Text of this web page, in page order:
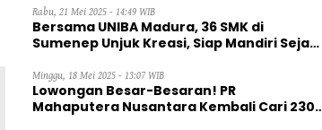
Rabu, 21 Mei 2025 - 14:49 WIB
Bersama UNIBA Madura, 36 SMK di
Sumenep Unjuk Kreasi, Siap Mandiri Sejak
Minggu, 18 Mei 2025 - 13:07 WIB
Lowongan Besar-Besaran! PR
Mahaputera Nusantara Kembali Cari 230